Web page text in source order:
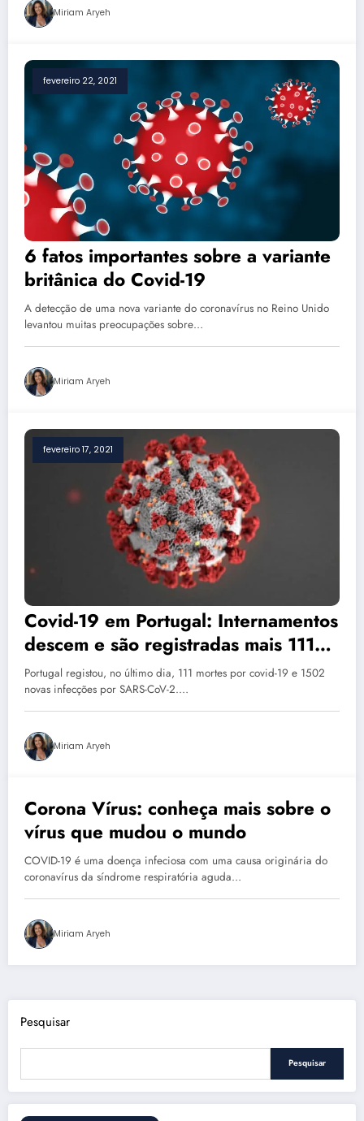
Miriam Aryeh
fevereiro 22, 2021
6 fatos importantes sobre a variante
britânica do Covid-19
A detecção de uma nova variante do coronavírus no Reino Unido
levantou muitas preocupações sobre…
Miriam Aryeh
fevereiro 17, 2021
Covid-19 em Portugal: Internamentos
descem e são registradas mais 111
mortes e 1502 infecções.
Portugal registou, no último dia, 111 mortes por covid-19 e 1502
novas infecções por SARS-CoV-2.…
Miriam Aryeh
janeiro 20, 2021
Corona Vírus: conheça mais sobre o
vírus que mudou o mundo
COVID-19 é uma doença infeciosa com uma causa originária do
coronavírus da síndrome respiratória aguda…
Miriam Aryeh
Pesquisar
Pesquisar